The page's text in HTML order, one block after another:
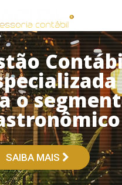
o
SAIBA MAIS